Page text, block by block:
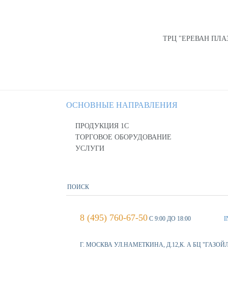
ТРЦ "ЕРЕВАН
ОСНОВНЫЕ НАПРАВЛЕНИЯ
ПРОДУКЦИЯ 1С
ТОРГОВОЕ ОБОРУДОВАНИЕ
УСЛУГИ
8 (495) 760-67-50 С 9:00 ДО 18:00
Г. МОСКВА УЛ.НАМЕТКИНА, Д.12,К. А БЦ